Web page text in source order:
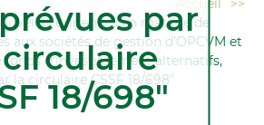
par
18/698"
Accueil
>>
exigences en matière de
aux sociétés de gestion d’OPCVM et
d’investissement alternatifs,
la circulaire CSSF 18/698"